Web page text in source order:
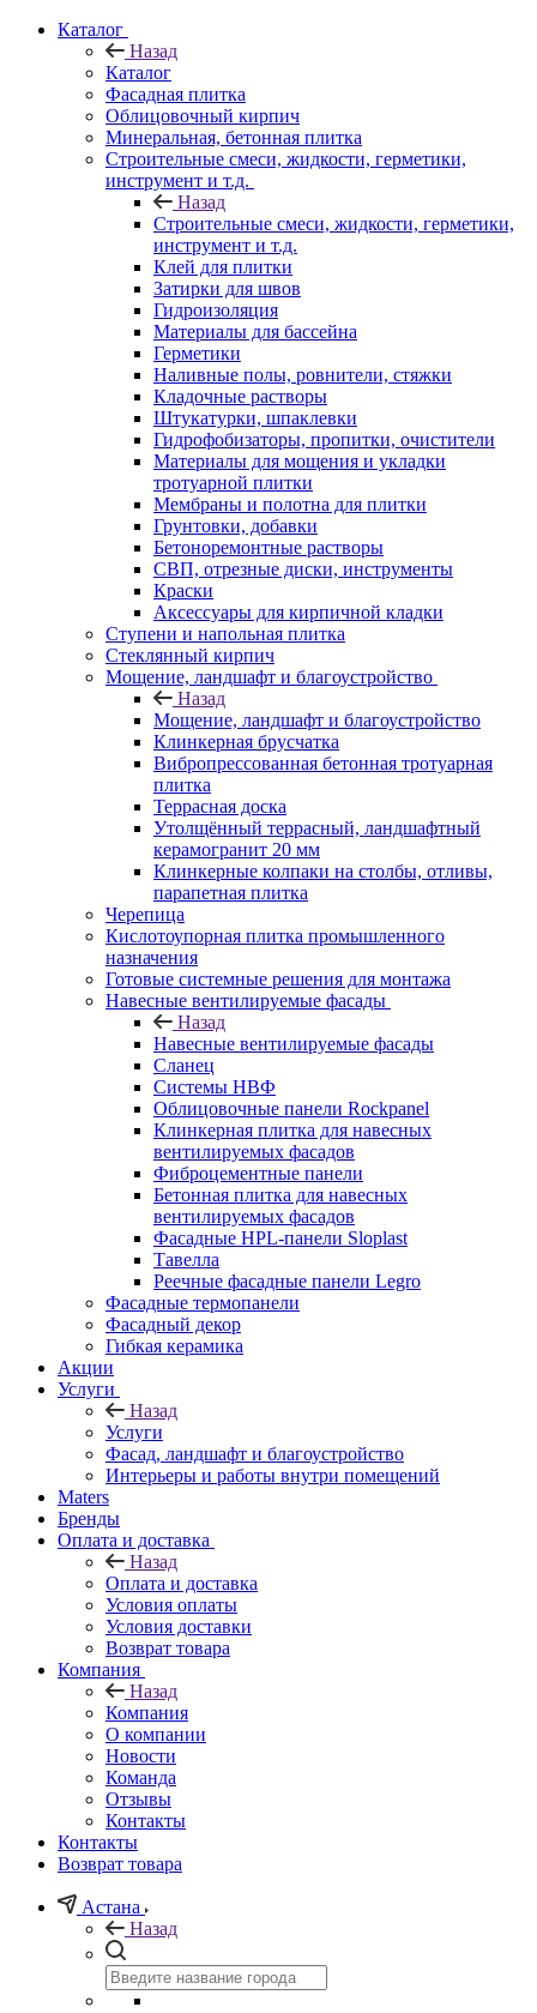
Каталог
Назад
Каталог
Фасадная плитка
Облицовочный кирпич
Минеральная, бетонная плитка
Строительные смеси, жидкости, герметики,
инструмент и т.д.
Назад
Строительные смеси, жидкости, герметики,
инструмент и т.д.
Клей для плитки
Затирки для швов
Гидроизоляция
Материалы для бассейна
Герметики
Наливные полы, ровнители, стяжки
Кладочные растворы
Штукатурки, шпаклевки
Гидрофобизаторы, пропитки, очистители
Материалы для мощения и укладки
тротуарной плитки
Мембраны и полотна для плитки
Грунтовки, добавки
Бетоноремонтные растворы
СВП, отрезные диски, инструменты
Краски
Аксессуары для кирпичной кладки
Ступени и напольная плитка
Cтеклянный кирпич
Мощение, ландшафт и благоустройство
Назад
Мощение, ландшафт и благоустройство
Клинкерная брусчатка
Вибропрессованная бетонная тротуарная
плитка
Террасная доска
Утолщённый террасный, ландшафтный
керамогранит 20 мм
Клинкерные колпаки на столбы, отливы,
парапетная плитка
Черепица
Кислотоупорная плитка промышленного
назначения
Готовые системные решения для монтажа
Навесные вентилируемые фасады
Назад
Навесные вентилируемые фасады
Сланец
Системы НВФ
Облицовочные панели Rockpanel
Клинкерная плитка для навесных
вентилируемых фасадов
Фиброцементные панели
Бетонная плитка для навесных
вентилируемых фасадов
Фасадные HPL-панели Sloplast
Тавелла
Реечные фасадные панели Legro
Фасадные термопанели
Фасадный декор
Гибкая керамика
Акции
Услуги
Назад
Услуги
Фасад, ландшафт и благоустройство
Интерьеры и работы внутри помещений
Maters
Бренды
Оплата и доставка
Назад
Оплата и доставка
Условия оплаты
Условия доставки
Возврат товара
Компания
Назад
Компания
О компании
Новости
Команда
Отзывы
Контакты
Контакты
Возврат товара
Астана
Назад